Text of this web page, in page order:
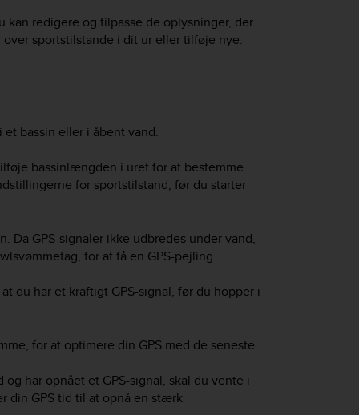
redigere og tilpasse de oplysninger, der
sportstilstande i dit ur eller tilføje nye.
bassin eller i åbent vand.
bassinlængden i uret for at bestemme
for sportstilstand, før du starter
Da GPS-signaler ikke udbredes under vand,
for at få en GPS-pejling.
du har et kraftigt GPS-signal, før du hopper i
for at optimere din GPS med de seneste
har opnået et GPS-signal, skal du vente i
din GPS tid til at opnå en stærk